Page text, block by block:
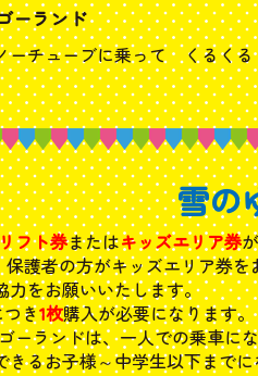
ーランド
ーチューブに乗って くるくる
雪の
リフト券またはキッズエリア券
保護者の方がキッズエリア券を
力をお願いいたします。
き1枚購入が必要になります。
ーランドは、一人での乗車に
るお子様～中学生以下までに